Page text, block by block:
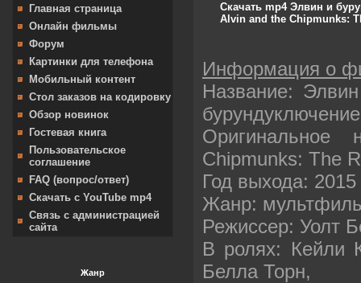
Главная страница
Онлайн фильмы
Форум
Картинки для телефона
Мобильный контент
Стол заказов на кодировку
Обзор новинок
Гостевая книга
Пользовательское
соглашение
FAQ (вопрос/ответ)
Скачать с YouTube mp4
Связь с администрацией
сайта
Жанр
Скачать mp4 Элвин и
Alvin and the Chipmunks:
Информация о
Название:
бурундуключение
Chipmunks: The
Год выхода: 2015
Жанр:
Режиссер: Уолт
В ролях: Кейли
Белла Торн,